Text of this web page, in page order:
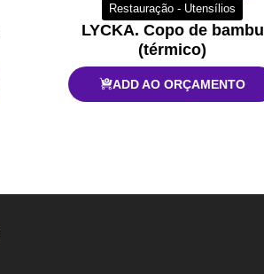
Restauração - Utensílios
LYCKA. Copo de bambu
(térmico)
ADD AO ORÇAMENTO